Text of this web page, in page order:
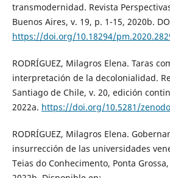
transmodernidad. Revista
Buenos Aires, v. 19, p. 1-15, 2020b.
https://doi.org/10.18294/
RODRÍGUEZ, Milagros Elena. Taras
interpretación de la decolonialidad.
Santiago de Chile, v. 20, edición
2022a. https://doi.org/10.5281/
RODRÍGUEZ, Milagros Elena.
insurrección de las universidades
Teias do Conhecimento, Ponta